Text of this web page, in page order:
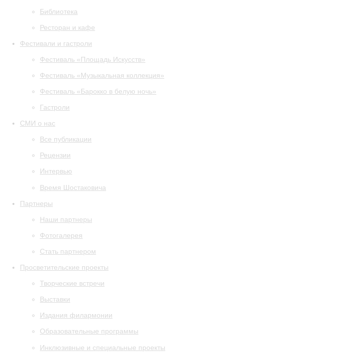
Библиотека
Ресторан и кафе
Фестивали и гастроли
Фестиваль «Площадь Искусств»
Фестиваль «Музыкальная коллекция»
Фестиваль «Барокко в белую ночь»
Гастроли
СМИ о нас
Все публикации
Рецензии
Интервью
Время Шостаковича
Партнеры
Наши партнеры
Фотогалерея
Стать партнером
Просветительские проекты
Творческие встречи
Выставки
Издания филармонии
Образовательные программы
Инклюзивные и специальные проекты